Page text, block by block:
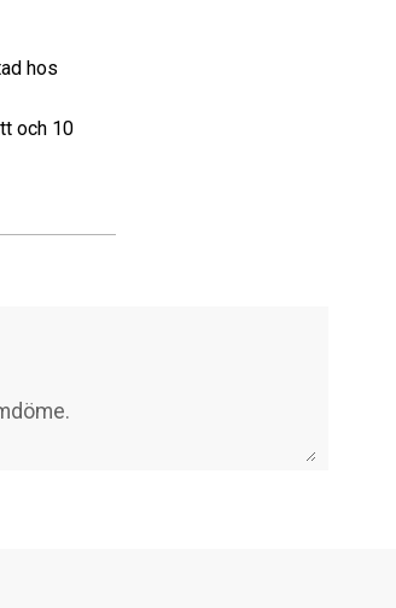
hos
och 10